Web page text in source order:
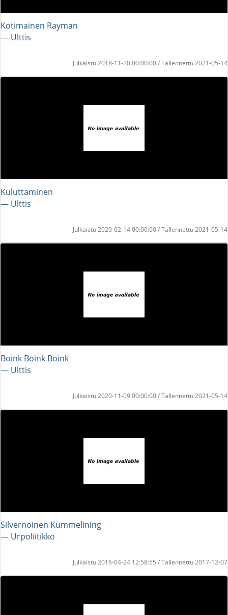
Kotimainen Rayman
― Ulttis
Julkaistu 2018-11-20 00:00:00 / Tallennettu 2021-05-14
Kuluttaminen
― Ulttis
Julkaistu 2020-02-14 00:00:00 / Tallennettu 2021-05-14
Boink Boink Boink
― Ulttis
Julkaistu 2020-11-09 00:00:00 / Tallennettu 2021-05-14
Silvernoinen Kummelining
― Urpoliitikko
Julkaistu 2016-04-24 12:58:55 / Tallennettu 2017-12-07